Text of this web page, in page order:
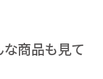
商品も見て